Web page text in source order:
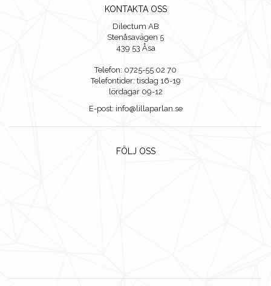
KONTAKTA OSS
Dilectum AB
Stenåsavägen 5
439 53 Åsa
Telefon: 0725-55 02 70
Telefontider: tisdag 16-19
lördagar 09-12
E-post: info@lillaparlan.se
FÖLJ OSS